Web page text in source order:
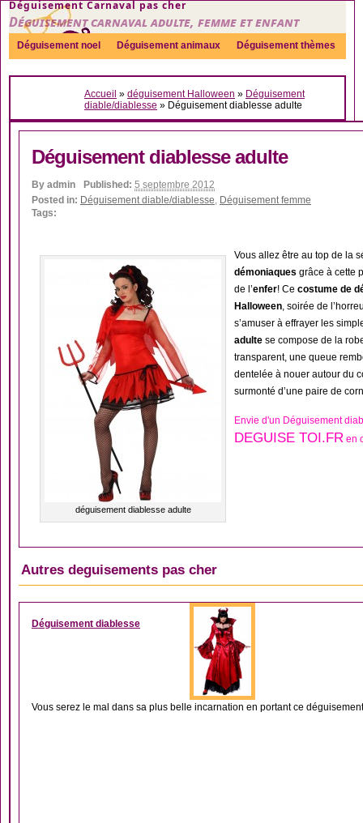
Déguisement Carnaval pas cher
Déguisement carnaval adulte, femme et enfant
Déguisement noel Déguisement animaux Déguisement thèmes
Sexy Déguisement couple Déguisements par genre Idées
Accueil » déguisement Halloween » Déguisement
diable/diablesse » Déguisement diablesse adulte
Déguisement diablesse adulte
By admin Published: 5 septembre 2012
Posted in: Déguisement diable/diablesse, Déguisement femme
Tags:
déguisement diablesse adulte
Vous allez être au top de la
démoniaques grâce à cette
de l’enfer! Ce costume de
Halloween, soirée de
s’amuser à effrayer les
adulte se compose de la
transparent, une queue
dentelée à nouer autour du
surmonté d’une paire de
Envie d'un Déguisement
DEGUISE TOI.FR en
Autres deguisements pas cher
DÉGUISEMENT
Déguisement diablesse
Vous serez le mal dans sa plus belle incarnation en portant ce